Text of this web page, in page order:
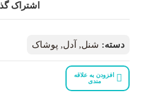
اشتراک
دسته: شنل, آدل, پوشاک
افزودن به علاقه
مندی